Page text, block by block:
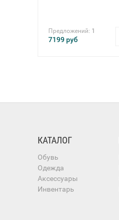
Предложений: 1
7199руб
КАТАЛОГ
Обувь
Одежда
Аксессуары
Инвентарь